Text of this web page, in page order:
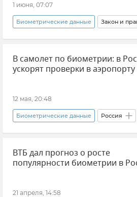
1 июня, 07:07
Биометрические данные Закон и
Новости Россия Общество
Финансы Пособия и выплаты
Беспилотник (БПЛА, дрон) Вейпы
Росфинмониторинг Экстремизм
В самолет по биометрии: в
ускорят проверки в аэропорту
12 мая, 20:48
Биометрические данные Россия
Авиация Биометрический
Минтранс России Новости
ВТБ дал прогноз о росте
популярности биометрии в
21 апреля, 14:58